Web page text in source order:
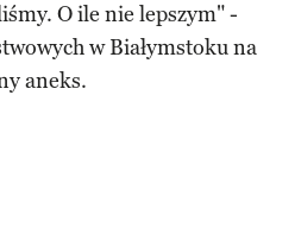
O ile nie lepszym" -
w Białymstoku na
aneks.